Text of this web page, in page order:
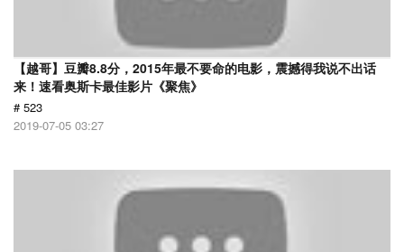
【越哥】豆瓣8.8分，2015年最不要命的电影，震撼得我说不出话
来！速看奥斯卡最佳影片《聚焦》
# 523
2019-07-05 03:27